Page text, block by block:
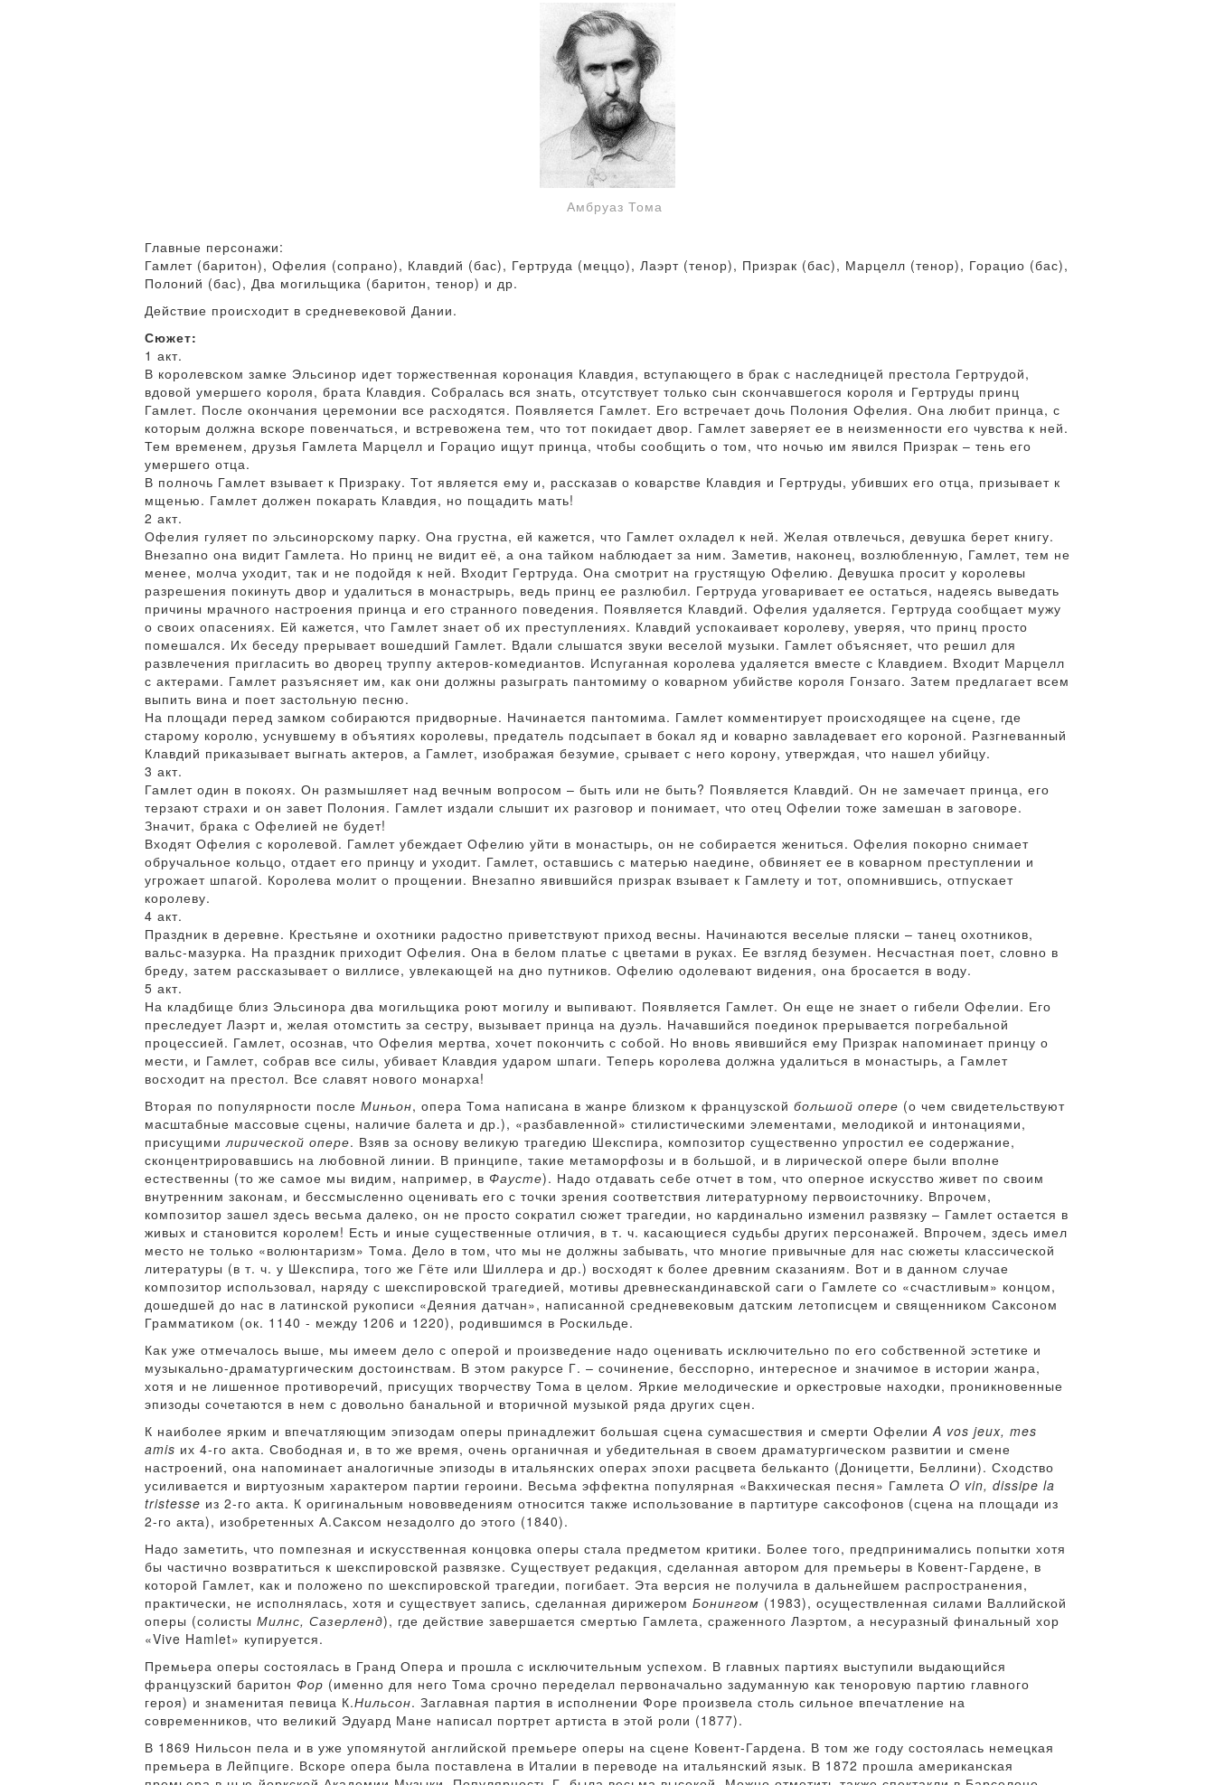
Амбруаз Тома
Главные персонажи:
Гамлет (баритон), Офелия (сопрано), Клавдий (бас), Гертруда (меццо), Лаэрт (тенор), Призрак (бас), Марцелл (тенор), Горацио (бас),
Полоний (бас), Два могильщика (баритон, тенор) и др.
Действие происходит в средневековой Дании.
Сюжет:
1 акт.
В королевском замке Эльсинор идет торжественная коронация Клавдия, вступающего в брак с наследницей престола Гертрудой,
вдовой умершего короля, брата Клавдия. Собралась вся знать, отсутствует только сын скончавшегося короля и Гертруды принц
Гамлет. После окончания церемонии все расходятся. Появляется Гамлет. Его встречает дочь Полония Офелия. Она любит принца, с
которым должна вскоре повенчаться, и встревожена тем, что тот покидает двор. Гамлет заверяет ее в неизменности его чувства к ней.
Тем временем, друзья Гамлета Марцелл и Горацио ищут принца, чтобы сообщить о том, что ночью им явился Призрак – тень его
умершего отца.
В полночь Гамлет взывает к Призраку. Тот является ему и, рассказав о коварстве Клавдия и Гертруды, убивших его отца, призывает к
мщенью. Гамлет должен покарать Клавдия, но пощадить мать!
2 акт.
Офелия гуляет по эльсинорскому парку. Она грустна, ей кажется, что Гамлет охладел к ней. Желая отвлечься, девушка берет книгу.
Внезапно она видит Гамлета. Но принц не видит её, а она тайком наблюдает за ним. Заметив, наконец, возлюбленную, Гамлет, тем не
менее, молча уходит, так и не подойдя к ней. Входит Гертруда. Она смотрит на грустящую Офелию. Девушка просит у королевы
разрешения покинуть двор и удалиться в монастрырь, ведь принц ее разлюбил. Гертруда уговаривает ее остаться, надеясь выведать
причины мрачного настроения принца и его странного поведения. Появляется Клавдий. Офелия удаляется. Гертруда сообщает мужу
о своих опасениях. Ей кажется, что Гамлет знает об их преступлениях. Клавдий успокаивает королеву, уверяя, что принц просто
помешался. Их беседу прерывает вошедший Гамлет. Вдали слышатся звуки веселой музыки. Гамлет объясняет, что решил для
развлечения пригласить во дворец труппу актеров-комедиантов. Испуганная королева удаляется вместе с Клавдием. Входит Марцелл
с актерами. Гамлет разъясняет им, как они должны разыграть пантомиму о коварном убийстве короля Гонзаго. Затем предлагает всем
выпить вина и поет застольную песню.
На площади перед замком собираются придворные. Начинается пантомима. Гамлет комментирует происходящее на сцене, где
старому королю, уснувшему в объятиях королевы, предатель подсыпает в бокал яд и коварно завладевает его короной. Разгневанный
Клавдий приказывает выгнать актеров, а Гамлет, изображая безумие, срывает с него корону, утверждая, что нашел убийцу.
3 акт.
Гамлет один в покоях. Он размышляет над вечным вопросом – быть или не быть? Появляется Клавдий. Он не замечает принца, его
терзают страхи и он завет Полония. Гамлет издали слышит их разговор и понимает, что отец Офелии тоже замешан в заговоре.
Значит, брака с Офелией не будет!
Входят Офелия с королевой. Гамлет убеждает Офелию уйти в монастырь, он не собирается жениться. Офелия покорно снимает
обручальное кольцо, отдает его принцу и уходит. Гамлет, оставшись с матерью наедине, обвиняет ее в коварном преступлении и
угрожает шпагой. Королева молит о прощении. Внезапно явившийся призрак взывает к Гамлету и тот, опомнившись, отпускает
королеву.
4 акт.
Праздник в деревне. Крестьяне и охотники радостно приветствуют приход весны. Начинаются веселые пляски – танец охотников,
вальс-мазурка. На праздник приходит Офелия. Она в белом платье с цветами в руках. Ее взгляд безумен. Несчастная поет, словно в
бреду, затем рассказывает о виллисе, увлекающей на дно путников. Офелию одолевают видения, она бросается в воду.
5 акт.
На кладбище близ Эльсинора два могильщика роют могилу и выпивают. Появляется Гамлет. Он еще не знает о гибели Офелии. Его
преследует Лаэрт и, желая отомстить за сестру, вызывает принца на дуэль. Начавшийся поединок прерывается погребальной
процессией. Гамлет, осознав, что Офелия мертва, хочет покончить с собой. Но вновь явившийся ему Призрак напоминает принцу о
мести, и Гамлет, собрав все силы, убивает Клавдия ударом шпаги. Теперь королева должна удалиться в монастырь, а Гамлет
восходит на престол. Все славят нового монарха!
Вторая по популярности после Миньон, опера Тома написана в жанре близком к французской большой опере (о чем свидетельствуют
масштабные массовые сцены, наличие балета и др.), «разбавленной» стилистическими элементами, мелодикой и интонациями,
присущимилирической опере. Взяв за основу великую трагедию Шекспира, композитор существенно упростил ее содержание,
сконцентрировавшись на любовной линии. В принципе, такие метаморфозы и в большой, и в лирической опере были вполне
естественны (то же самое мы видим, например, в Фаусте). Надо отдавать себе отчет в том, что оперное искусство живет по своим
внутренним законам, и бессмысленно оценивать его с точки зрения соответствия литературному первоисточнику. Впрочем,
композитор зашел здесь весьма далеко, он не просто сократил сюжет трагедии, но кардинально изменил развязку – Гамлет остается в
живых и становится королем! Есть и иные существенные отличия, в т. ч. касающиеся судьбы других персонажей. Впрочем, здесь имел
место не только «волюнтаризм» Тома. Дело в том, что мы не должны забывать, что многие привычные для нас сюжеты классической
литературы (в т. ч. у Шекспира, того же Гёте или Шиллера и др.) восходят к более древним сказаниям. Вот и в данном случае
композитор использовал, наряду с шекспировской трагедией, мотивы древнескандинавской саги о Гамлете со «счастливым» концом,
дошедшей до нас в латинской рукописи «Деяния датчан», написанной средневековым датским летописцем и священником Саксоном
Грамматиком (ок. 1140 - между 1206 и 1220), родившимся в Роскильде.
Как уже отмечалось выше, мы имеем дело с оперой и произведение надо оценивать исключительно по его собственной эстетике и
музыкально-драматургическим достоинствам. В этом ракурсе Г. – сочинение, бесспорно, интересное и значимое в истории жанра,
хотя и не лишенное противоречий, присущих творчеству Тома в целом. Яркие мелодические и оркестровые находки, проникновенные
эпизоды сочетаются в нем с довольно банальной и вторичной музыкой ряда других сцен.
К наиболее ярким и впечатляющим эпизодам оперы принадлежит большая сцена сумасшествия и смерти ОфелииA vos jeux, mes
amis их 4-го акта. Свободная и, в то же время, очень органичная и убедительная в своем драматургическом развитии и смене
настроений, она напоминает аналогичные эпизоды в итальянских операх эпохи расцвета бельканто (Доницетти, Беллини). Сходство
усиливается и виртуозным характером партии героини. Весьма эффектна популярная «Вакхическая песня» Гамлета O vin, dissipe la
tristesse из 2-го акта. К оригинальным нововведениям относится также использование в партитуре саксофонов (сцена на площади из
2-го акта), изобретенных А.Саксом незадолго до этого (1840).
Надо заметить, что помпезная и искусственная концовка оперы стала предметом критики. Более того, предпринимались попытки хотя
бы частично возвратиться к шекспировской развязке. Существует редакция, сделанная автором для премьеры в Ковент-Гардене, в
которой Гамлет, как и положено по шекспировской трагедии, погибает. Эта версия не получила в дальнейшем распространения,
практически, не исполнялась, хотя и существует запись, сделанная дирижером Бонингом (1983), осуществленная силами Валлийской
оперы (солисты Милнс, Сазерленд), где действие завершается смертью Гамлета, сраженного Лаэртом, а несуразный финальный хор
«Vive Hamlet» купируется.
Премьера оперы состоялась в Гранд Опера и прошла с исключительным успехом. В главных партиях выступили выдающийся
французский баритон Фор (именно для него Тома срочно переделал первоначально задуманную как теноровую партию главного
героя) и знаменитая певица К.Нильсон. Заглавная партия в исполнении Форе произвела столь сильное впечатление на
современников, что великий Эдуард Мане написал портрет артиста в этой роли (1877).
В 1869 Нильсон пела и в уже упомянутой английской премьере оперы на сцене Ковент-Гардена. В том же году состоялась немецкая
премьера в Лейпциге. Вскоре опера была поставлена в Италии в переводе на итальянский язык. В 1872 прошла американская